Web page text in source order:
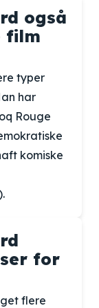
også
film
typer
har
Rouge
komiske
for
flere